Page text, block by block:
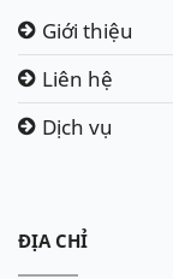
Giới thiệu
Liên hệ
Dịch vụ
ĐỊA CHỈ